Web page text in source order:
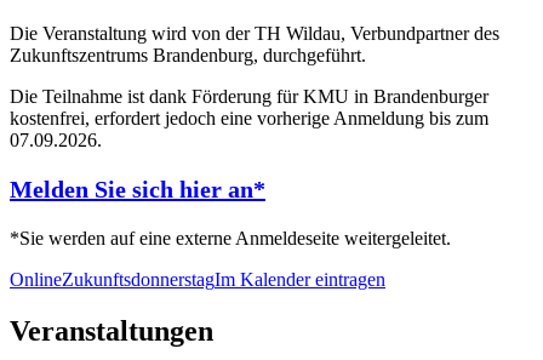
Die Veranstaltung wird von der TH Wildau, Verbundpartner des
Zukunftszentrums Brandenburg, durchgeführt.
Die Teilnahme ist dank Förderung für KMU in Brandenburger
kostenfrei, erfordert jedoch eine vorherige Anmeldung bis zum
07.09.2026.
Melden Sie sich hier an*
*Sie werden auf eine externe Anmeldeseite weitergeleitet.
OnlineZukunftsdonnerstagIm Kalender eintragen
Veranstaltungen